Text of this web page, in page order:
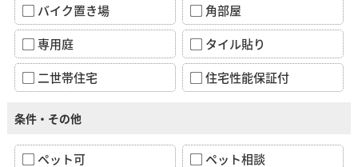
バイク置き場
角部屋
専用庭
タイル貼り
二世帯住宅
住宅性能保証付
条件・その他
ペット可
ペット相談